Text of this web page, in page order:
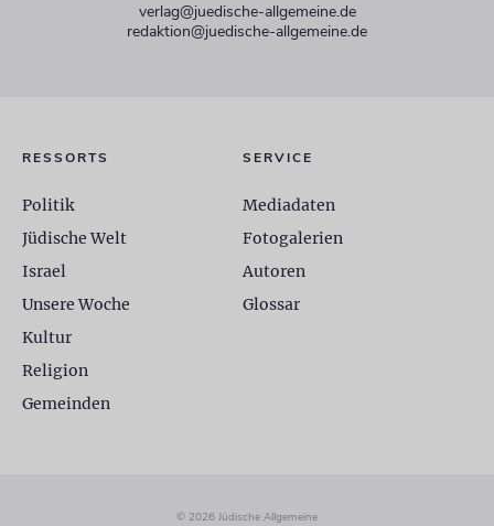
verlag@juedische-allgemeine.de
redaktion@juedische-allgemeine.de
RESSORTS
Politik
Jüdische Welt
Israel
Unsere Woche
Kultur
Religion
Gemeinden
SERVICE
Mediadaten
Fotogalerien
Autoren
Glossar
© 2026 Jüdische Allgemeine